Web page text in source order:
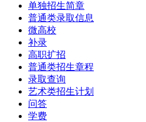
单独招生简章
普通类录取信息
微高校
补录
高职扩招
普通类招生章程
录取查询
艺术类招生计划
问答
学费